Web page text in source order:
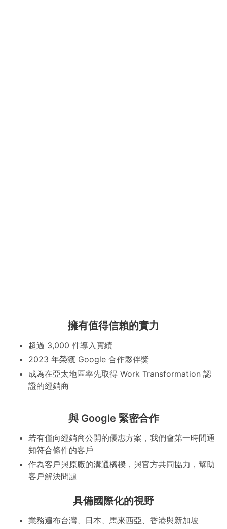
擁有值得信賴的實力
超過 3,000 件導入實績
2023 年榮獲 Google 合作夥伴獎
成為在亞太地區率先取得 Work Transformation 認
證的經銷商
與 Google 緊密合作
若有僅向經銷商公開的優惠方案，我們會第一時間通
知符合條件的客戶
作為客戶與原廠的溝通橋樑，與官方共同協力，幫助
客戶解決問題
具備國際化的視野
業務遍布台灣、日本、馬來西亞、香港與新加坡